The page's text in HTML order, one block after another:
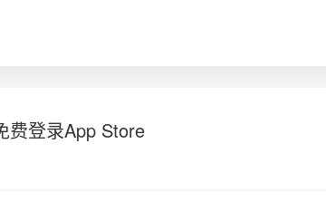
费登录App Store